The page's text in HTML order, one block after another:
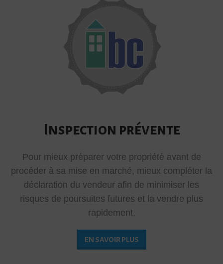
Inspection prévente
Pour mieux préparer votre propriété avant de
procéder à sa mise en marché, mieux compléter la
déclaration du vendeur afin de minimiser les
risques de poursuites futures et la vendre plus
rapidement.
EN SAVOIR PLUS